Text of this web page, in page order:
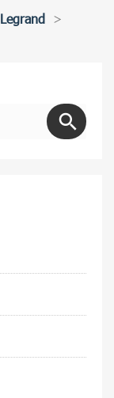
Legrand